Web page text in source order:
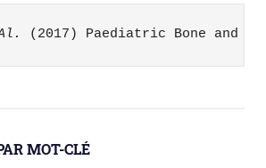
(2017) Paediatric Bone and
MOT-CLÉ